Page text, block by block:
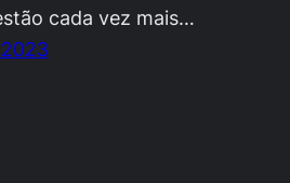
cada vez mais…